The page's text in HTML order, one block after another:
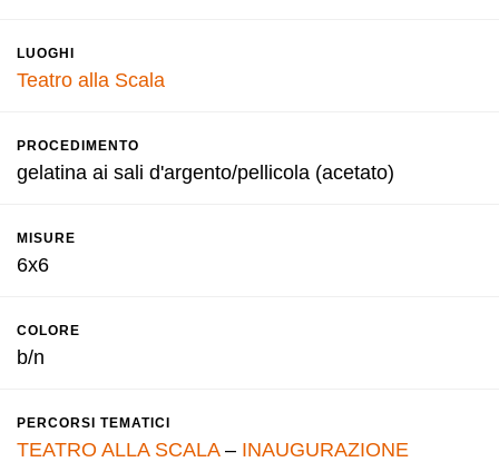
LUOGHI
Teatro alla Scala
PROCEDIMENTO
gelatina ai sali d'argento/pellicola (acetato)
MISURE
6x6
COLORE
b/n
PERCORSI TEMATICI
TEATRO ALLA SCALA– INAUGURAZIONE